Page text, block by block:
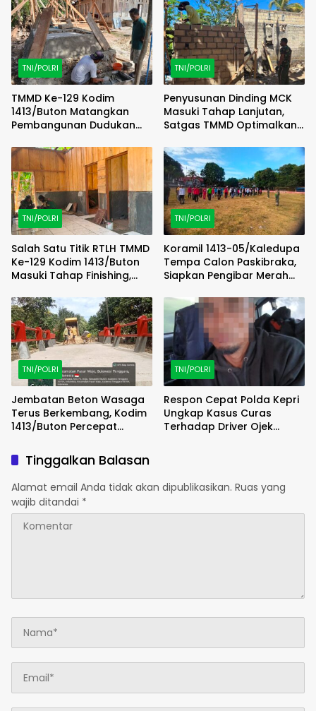
TNI/POLRI
TMMD Ke-129 Kodim
1413/Buton Matangkan
Pembangunan Dudukan
Kualitas Air Bersih
TNI/POLRI
Penyusunan Dinding MCK
Masuki Tahap Lanjutan,
Satgas TMMD Optimalkan
TNI/POLRI
Salah Satu Titik RTLH TMMD
Ke-129 Kodim 1413/Buton
Masuki Tahap Finishing,
Nyata
TNI/POLRI
Koramil 1413-05/Kaledupa
Tempa Calon Paskibraka,
Siapkan Pengibar Merah
Disiplin
TNI/POLRI
Jembatan Beton Wasaga
Terus Berkembang, Kodim
1413/Buton Percepat
TNI/POLRI
Respon Cepat Polda Kepri
Ungkap Kasus Curas
Terhadap Driver Ojek
Tinggalkan Balasan
Alamat email Anda tidak akan dipublikasikan. Ruas yang
wajib ditandai *